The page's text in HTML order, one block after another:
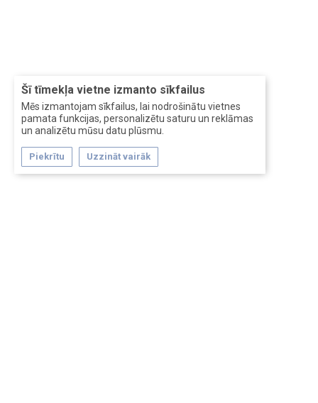
Šī tīmekļa vietne izmanto sīkfailus
Mēs izmantojam sīkfailus, lai nodrošinātu vietnes
pamata funkcijas, personalizētu saturu un reklāmas
un analizētu mūsu datu plūsmu.
Piekrītu Uzzināt vairāk